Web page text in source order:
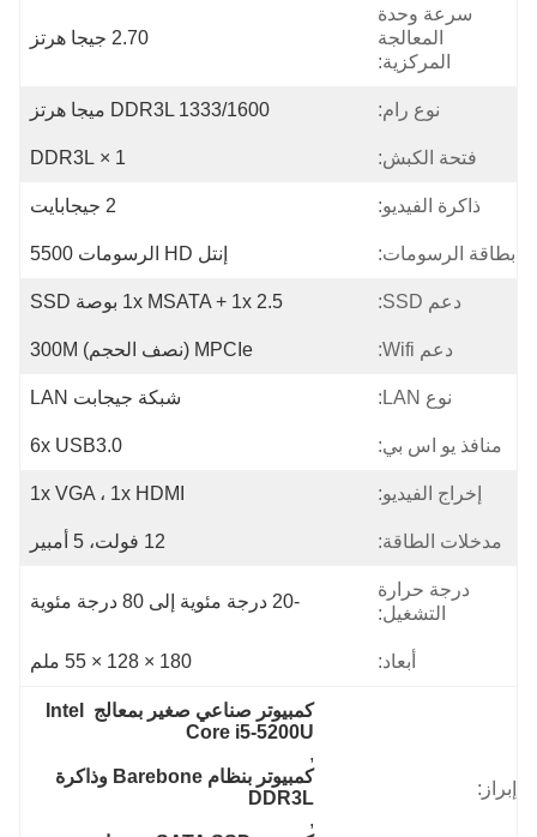
سرعة وحدة
المعالجة
المركزية:
2.70 جيجا هرتز
نوع رام: DDR3L 1333/1600 ميجا هرتز
فتحة الكبش:
ذاكرة الفيديو:
بطاقة الرسومات: إنتل HD الرسومات 5500
دعم SSD: 1x MSATA + 1x 2.5 بوصة SSD
دعم Wifi: MPCIe (نصف الحجم) 300M
نوع LAN: شبكة جيجابت LAN
منافذ يو اس بي: 6x USB3.0
إخراج الفيديو: 1x VGA ، 1x HDMI
مدخلات الطاقة:
درجة حرارة
التشغيل:
أبعاد: 180 × 128 × 55 ملم
كمبيوتر صناعي صغير بمعالج Intel
Core i5-5200U
كمبيوتر بنظام Barebone وذاكرة
DDR3L